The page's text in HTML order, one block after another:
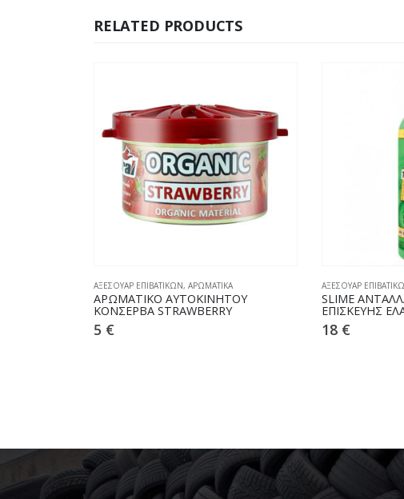
RELATED PRODUCTS
ΑΞΕΣΟΥΑΡ ΕΠΙΒΑΤΙΚΩΝ, ΑΡΩΜΑΤΙΚΑ
ΑΡΩΜΑΤΙΚΟ ΑΥΤΟΚΙΝΗΤΟΥ
ΚΟΝΣΕΡΒΑ STRAWBERRY
5 €
ΑΞΕΣΟΥΑΡ
SLIME
ΕΠΙΣΚΕΥΗΣ
18 €